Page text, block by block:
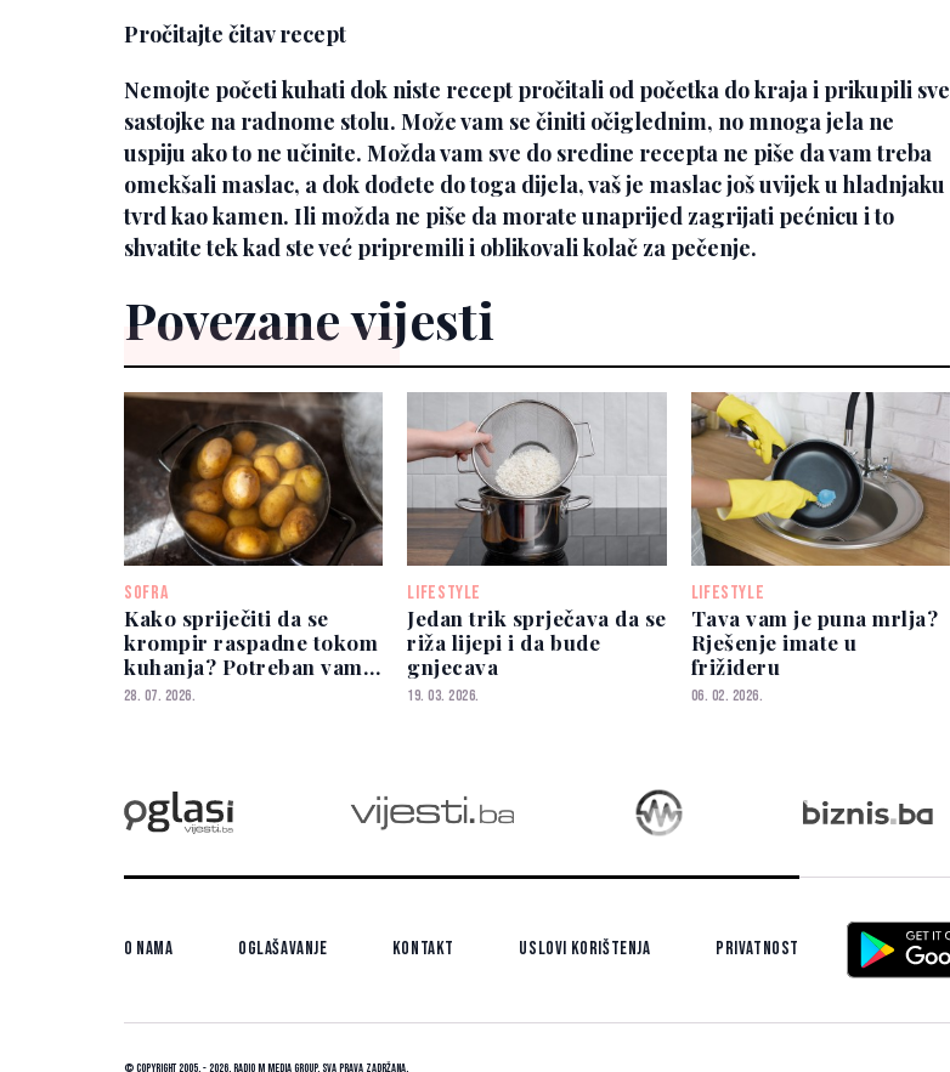
Pročitajte čitav recept
Nemojte početi kuhati dok niste recept pročitali od početka do kraja i prikupili sve
sastojke na radnome stolu. Može vam se činiti očiglednim, no mnoga jela ne
uspiju ako to ne učinite. Možda vam sve do sredine recepta ne piše da vam treba
omekšali maslac, a dok dođete do toga dijela, vaš je maslac još uvijek u hladnjaku
tvrd kao kamen. Ili možda ne piše da morate unaprijed zagrijati pećnicu i to
shvatite tek kad ste već pripremili i oblikovali kolač za pečenje.
Povezane vijesti
SOFRA
Kako spriječiti da se
krompir raspadne tokom
kuhanja? Potreban vam
je samo jedan sastojak
28. 07. 2026.
LIFESTYLE
Jedan trik sprječava da se
riža lijepi i da bude
gnjecava
19. 03. 2026.
LIFESTYLE
Tava vam je puna mrlja?
Rješenje imate u
frižideru
06. 02. 2026.
O nama Oglašavanje Kontakt Uslovi korištenja Privatnost
© Copyright 2005. - 2026. Radio M Media Group.Sva prava zadržana.